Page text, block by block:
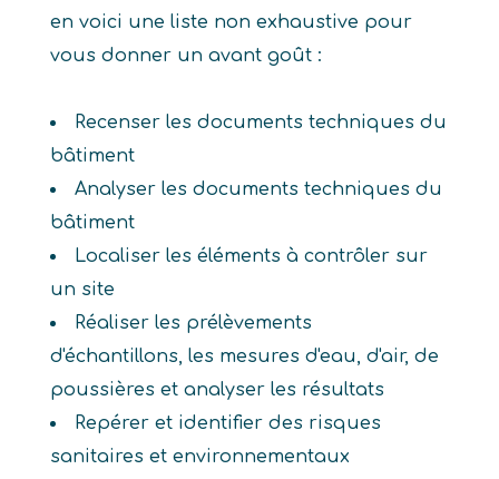
en voici une liste non exhaustive pour
vous donner un avant goût :
Recenser les documents techniques du
bâtiment
Analyser les documents techniques du
bâtiment
Localiser les éléments à contrôler sur
un site
Réaliser les prélèvements
d'échantillons, les mesures d'eau, d'air, de
poussières et analyser les résultats
Repérer et identifier des risques
sanitaires et environnementaux